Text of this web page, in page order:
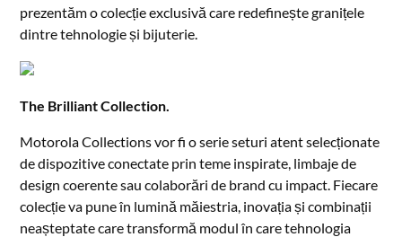
prezentăm o colecție exclusivă care redefinește granițele
dintre tehnologie și bijuterie.
The Brilliant Collection.
Motorola Collections vor fi o serie seturi atent selecționate
de dispozitive conectate prin teme inspirate, limbaje de
design coerente sau colaborări de brand cu impact. Fiecare
colecție va pune în lumină măiestria, inovația și combinații
neașteptate care transformă modul în care tehnologia